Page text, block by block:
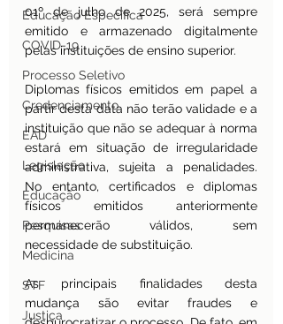
Educação Específica
COVID-19
Processo Seletivo
Credenciamento
EAD
Legislação
Educação
Pesquisas
Medicina
STF
Justiça
01º de julho de 2025, será sempre
emitido e armazenado digitalmente
pelas instituições de ensino superior.
Diplomas físicos emitidos em papel a
partir desta data não terão validade e a
instituição que não se adequar à norma
estará em situação de irregularidade
administrativa, sujeita a penalidades.
No entanto, certificados e diplomas
físicos emitidos anteriormente
permanecerão válidos, sem
necessidade de substituição.
As principais finalidades desta
mudança são evitar fraudes e